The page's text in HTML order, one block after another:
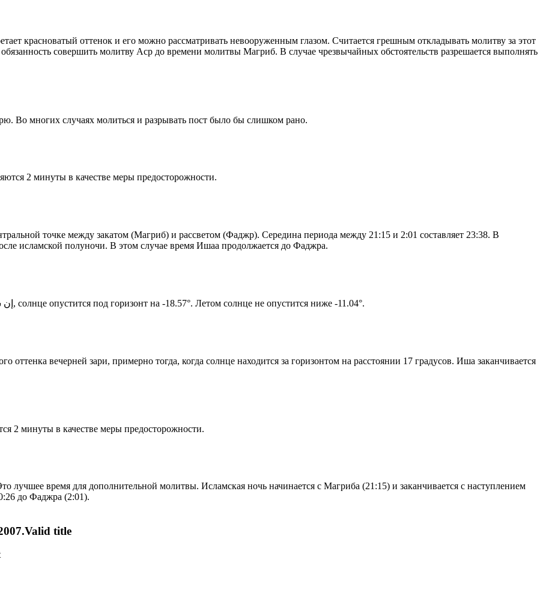
красноватый оттенок и его можно рассматривать невооруженным глазом. Считается грешным откладывать молитву за этот
совершить молитву Аср до времени молитвы Магриб. В случае чрезвычайных обстоятельств разрешается выполнять
Во многих случаях молиться и разрывать пост было бы слишком рано.
2 минуты в качестве меры предосторожности.
точке между закатом (Магриб) и рассветом (Фаджр). Середина периода между 21:15 и 2:01 составляет 23:38. В
исламской полуночи. В этом случае время Ишаа продолжается до Фаджра.
Новый день по солнечному календарю. Сегодня, إن شاء الله, солнце опустится под горизонт на -18.57°. Летом солнце не опустится ниже -11.04°.
оттенка вечерней зари, примерно тогда, когда солнце находится за горизонтом на расстоянии 17 градусов. Иша заканчивается
2 минуты в качестве меры предосторожности.
лучшее время для дополнительной молитвы. Исламская ночь начинается с Магриба (21:15) и заканчивается с наступлением
до Фаджра (2:01).
title